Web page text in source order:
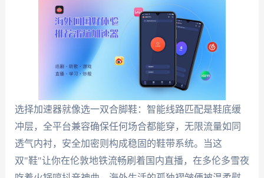
选择加速器就像选一双合脚鞋：智能线路匹配是鞋底缓
冲层，全平台兼容确保任何场合都能穿，无限流量如同
透气内衬，安全加密则构成稳固的鞋带系统。当这
双"鞋"让你在伦敦地铁流畅刷着国内直播，在多伦多雪夜